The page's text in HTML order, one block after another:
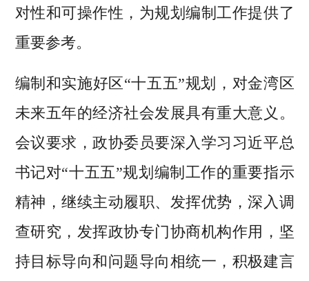
对性和可操作性，为规划编制工作提供了
重要参考。
编制和实施好区“十五五”规划，对金湾区
未来五年的经济社会发展具有重大意义。
会议要求，政协委员要深入学习习近平总
书记对“十五五”规划编制工作的重要指示
精神，继续主动履职、发挥优势，深入调
查研究，发挥政协专门协商机构作用，坚
持目标导向和问题导向相统一，积极建言